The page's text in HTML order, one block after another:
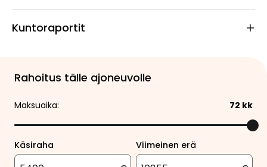
Kuntoraportit
Rahoitus tälle ajoneuvolle
Maksuaika: 72 kk
Käsiraha
Viimeinen erä